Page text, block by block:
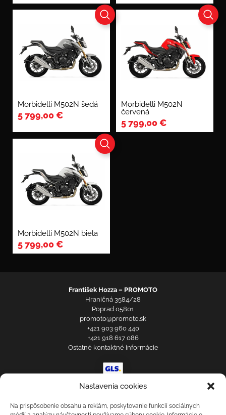
Nastavenia cookies
Na prispôsobenie obsahu a reklám, poskytovanie funkcií sociálnych
Morbidelli M502N šedá
5 799,00€
Morbidelli M502N
červená
5 799,00€
Morbidelli M502N biela
5 799,00€
Prihlásenie zákazníka
Zásady ochrany osobných údajov
František Hozza – PROMOTO
Hraničná 3584/28
Poprad 05801
promoto@promoto.sk
+421 903 960 440
+421 918 617 086
Ostatné kontaktné informácie